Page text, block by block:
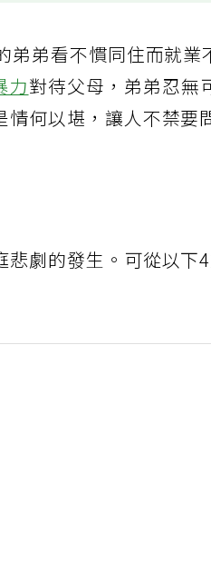
弟看不慣同住而就業
力對待父母，弟弟忍無
何以堪，讓人不禁要
劇的發生。可從以下